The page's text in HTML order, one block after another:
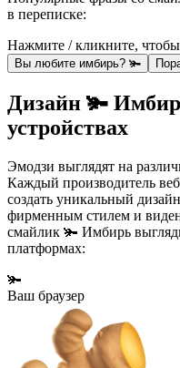
в переписке:
Нажмите / кликните, чтобы
Вы любите имбирь? 🫚
Дизайн 🫚
устройствах
Эмодзи выглядят на
Каждый производитель
создать уникальный
фирменным стилем и
смайлик 🫚 Имбирь
платформах:
🫚
Ваш браузер